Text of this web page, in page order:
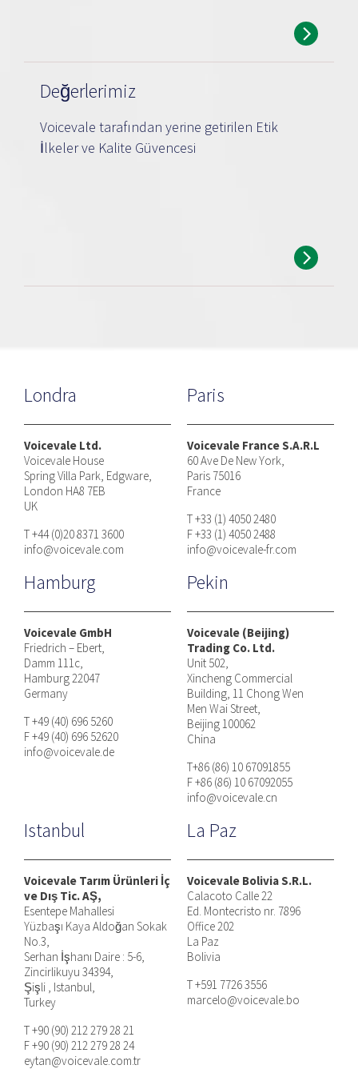
Değerlerimiz
Voicevale tarafından yerine getirilen Etik
İlkeler ve Kalite Güvencesi
Londra
Voicevale Ltd.
Voicevale House
Spring Villa Park, Edgware,
London HA8 7EB
UK
T +44 (0)20 8371 3600
info@voicevale.com
Paris
Voicevale France S.A.R.L
60 Ave De New York,
Paris 75016
France
T +33 (1) 4050 2480
F +33 (1) 4050 2488
info@voicevale-fr.com
Hamburg
Voicevale GmbH
Friedrich – Ebert,
Damm 111c,
Hamburg 22047
Germany
T +49 (40) 696 5260
F +49 (40) 696 52620
info@voicevale.de
Pekin
Voicevale (Beijing)
Trading Co. Ltd.
Unit 502,
Xincheng Commercial
Building, 11 Chong Wen
Men Wai Street,
Beijing 100062
China
T+86 (86) 10 67091855
F +86 (86) 10 67092055
info@voicevale.cn
Istanbul
Voicevale Tarım Ürünleri İç
ve Dış Tic. AŞ,
Esentepe Mahallesi
Yüzbaşı Kaya Aldoğan Sokak
No.3,
Serhan İşhanı Daire : 5-6,
Zincirlikuyu 34394,
Şişli , Istanbul,
Turkey
T +90 (90) 212 279 28 21
F +90 (90) 212 279 28 24
eytan@voicevale.com.tr
La Paz
Voicevale Bolivia S.R.L.
Calacoto Calle 22
Ed. Montecristo nr. 7896
Office 202
La Paz
Bolivia
T +591 7726 3556
marcelo@voicevale.bo